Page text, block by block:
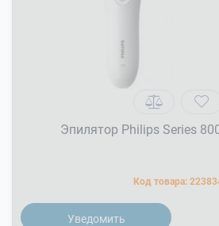
Эпилятор Philips Series
Код товара:
Уведомить